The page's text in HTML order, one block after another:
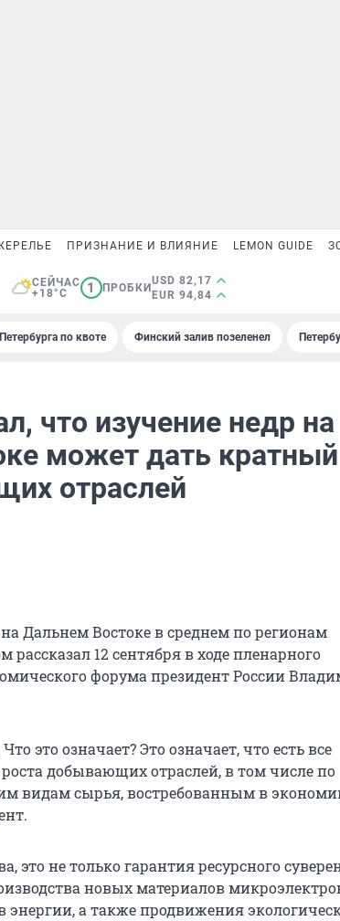
ПРИЗНАНИЕ И ВЛИЯНИЕ LEMON GUIDE
СЕЙЧАС
+18°C
1 ПРОБКИ
USD 82,17
EUR 94,84
по квоте Финский залив позеленел
что изучение недр на
может дать кратный
отраслей
Дальнем Востоке в среднем по регионам
рассказал 12 сентября в ходе пленарного
форума президент России
это означает? Это означает, что есть все
добывающих отраслей, в том числе по
видам сырья, востребованным в
это не только гарантия ресурсного
новых материалов
а также продвижения